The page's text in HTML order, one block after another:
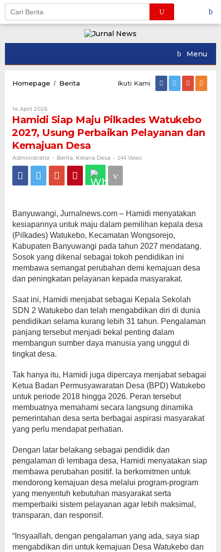
Skip
content
Menu
Homepage / Berita
Watukebo
2027,
Usung
Perbaikan
Kemajuan
Desa
Ikuti Kami
14 April 2026Oleh
Administrator
Hamidi Siap Maju Pilkades Watukebo
2027, Usung Perbaikan Pelayanan dan
Kemajuan Desa
Administrator - Berita Kelana Desa - 244 Views
Banyuwangi, Jurnalnews.com – Hamidi menyatakan
kesiapannya untuk maju dalam pemilihan kepala desa
(Pilkades) Watukebo, Kecamatan Wongsorejo,
Kabupaten Banyuwangi pada tahun 2027 mendatang.
Sosok yang dikenal sebagai tokoh pendidikan ini
membawa semangat perubahan demi kemajuan desa
dan peningkatan pelayanan kepada masyarakat.
Saat ini, Hamidi menjabat sebagai Kepala Sekolah
SDN 2 Watukebo dan telah mengabdikan diri di dunia
pendidikan selama kurang lebih 31 tahun. Pengalaman
panjang tersebut menjadi bekal penting dalam
membangun sumber daya manusia yang unggul di
tingkat desa.
Tak hanya itu, Hamidi juga dipercaya menjabat sebagai
Ketua Badan Permusyawaratan Desa (BPD) Watukebo
untuk periode 2018 hingga 2026. Peran tersebut
membuatnya memahami secara langsung dinamika
pemerintahan desa serta berbagai aspirasi masyarakat
yang perlu mendapat perhatian.
Dengan latar belakang sebagai pendidik dan
pengalaman di lembaga desa, Hamidi menyatakan siap
membawa perubahan positif. Ia berkomitmen untuk
mendorong kemajuan desa melalui program-program
yang menyentuh kebutuhan masyarakat serta
memperbaiki sistem pelayanan agar lebih maksimal,
transparan, dan responsif.
“Insyaallah, dengan pengalaman yang ada, saya siap
mengabdikan diri untuk kemajuan Desa Watukebo dan